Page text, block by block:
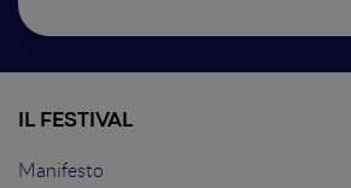
IL FESTIVAL
Manifesto